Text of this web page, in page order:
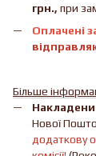
грн., при
Оплачені
Більше
Нової
додаткову